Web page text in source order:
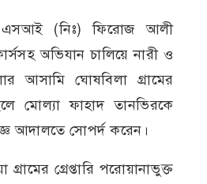
এসআই (নিঃ) ফিরোজ আলী
অভিযান চালিয়ে নারী ও
আসামি ঘোষবিলা গ্রামের
মোল্যা ফাহাদ তানভিরকে
আদালতে সোপর্দ করেন।
গ্রেপ্তারি পরোয়ানাভুক্ত